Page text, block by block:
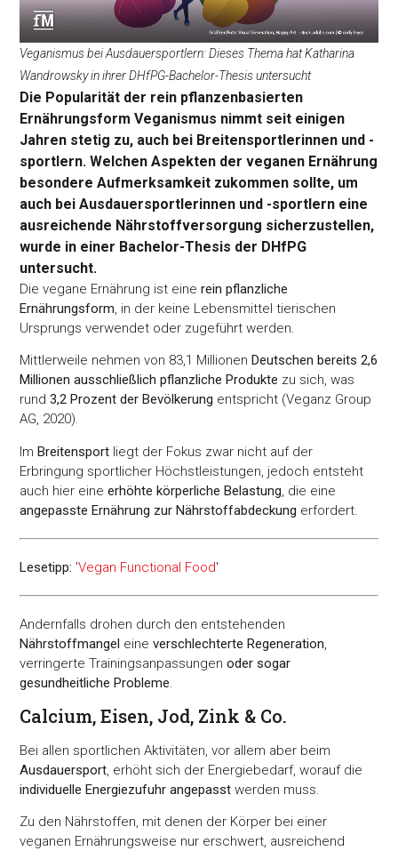
Veganismus bei Ausdauersportlern: Dieses Thema hat Katharina
Wandrowsky in ihrer DHfPG-Bachelor-Thesis untersucht
Die Popularität der rein pflanzenbasierten
Ernährungsform Veganismus nimmt seit einigen
Jahren stetig zu, auch bei Breitensportlerinnen und -
sportlern. Welchen Aspekten der veganen Ernährung
besondere Aufmerksamkeit zukommen sollte, um
auch bei Ausdauersportlerinnen und -sportlern eine
ausreichende Nährstoffversorgung sicherzustellen,
wurde in einer Bachelor-Thesis der DHfPG
untersucht.
Die vegane Ernährung ist eine rein pflanzliche
Ernährungsform, in der keine Lebensmittel tierischen
Ursprungs verwendet oder zugeführt werden.
Mittlerweile nehmen von 83,1 MillionenDeutschen bereits 2,6
Millionen ausschließlich pflanzliche Produkte zu sich, was
rund3,2 Prozent der Bevölkerung entspricht (Veganz Group
AG, 2020).
ImBreitensport liegt der Fokus zwar nicht auf der
Erbringung sportlicher Höchstleistungen, jedoch entsteht
auch hier eineerhöhte körperliche Belastung , die eine
angepasste Ernährung zur Nährstoffabdeckung erfordert.
Lesetipp: 'Vegan Functional Food'
Andernfalls drohen durch den entstehenden
Nährstoffmangel eineverschlechterte Regeneration
verringerte Trainingsanpassungenoder sogar
gesundheitliche Probleme
Calcium, Eisen, Jod, Zink & Co.
Bei allen sportlichen Aktivitäten, vor allem aber beim
Ausdauersport, erhöht sich der Energiebedarf, worauf die
individuelle Energiezufuhr angepasst werden muss.
Zu den Nährstoffen, mit denen der Körper bei einer
veganen Ernährungsweise nur erschwert, ausreichend